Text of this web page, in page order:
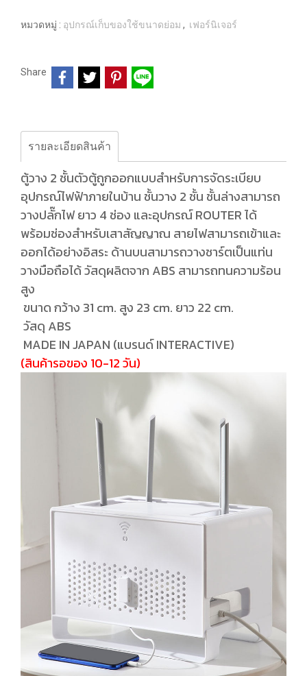
หมวดหมู่ : อุปกรณ์เก็บของใช้ขนาดย่อม , เฟอร์นิเจอร์
Share
รายละเอียดสินค้า
ตู้วาง 2 ชั้นตัวตู้ถูกออกแบบสำหรับการจัดระเบียบ
อุปกรณ์ไฟฟ้าภายในบ้าน ชั้นวาง 2 ชั้น ชั้นล่างสามารถ
วางปลั๊กไฟ ยาว 4 ช่อง และอุปกรณ์ ROUTER ได้
พร้อมช่องสำหรับเสาสัญญาณ สายไฟสามารถเข้าและ
ออกได้อย่างอิสระ ด้านบนสามารถวางชาร์ตเป็นแท่น
วางมือถือได้ วัสดุผลิตจาก ABS สามารถทนความร้อน
สูง
ขนาด กว้าง 31 cm. สูง 23 cm. ยาว 22 cm.
วัสดุ ABS
MADE IN JAPAN (แบรนด์ INTERACTIVE)
(สินค้ารอของ 10-12 วัน)